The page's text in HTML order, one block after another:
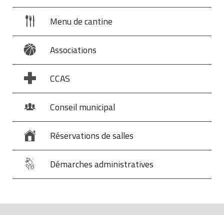
Menu de cantine
Associations
CCAS
Conseil municipal
Réservations de salles
Démarches administratives